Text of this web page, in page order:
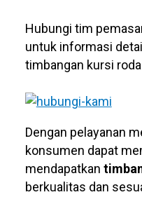
Hubungi tim
untuk informasi
timbangan kursi
Dengan pelayanan
konsumen dapat
mendapatkan
berkualitas dan